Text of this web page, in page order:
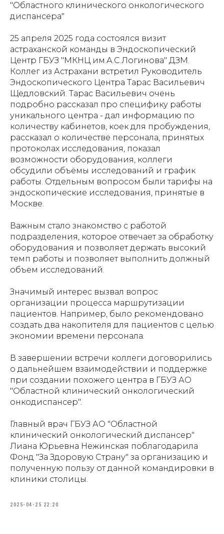
"Областного клинического онкологического
диспансера"
25 апреля 2025 года состоялся визит
астраханской команды в Эндоскопический
Центр ГБУЗ "МКНЦ им.А.С.Логинова" ДЗМ.
Коллег из Астрахани встретил Руководитель
Эндоскопического Центра Тарас Васильевич
Щедловский. Тарас Васильевич очень
подробно рассказал про специфику работы
уникального центра - дал информацию по
количеству кабинетов, коек для пробуждения,
рассказал о количестве персонала, принятых
протоколах исследования, показал
возможности оборудования, коллеги
обсудили объёмы исследований и график
работы. Отдельным вопросом были тарифы на
эндоскопические исследования, принятые в
Москве.
Важным стало знакомство с работой
подразделения, которое отвечает за обработку
оборудования и позволяет держать высокий
темп работы и позволяет выполнить должный
объем исследований.
Значимый интерес вызвал вопрос
организации процесса маршрутизации
пациентов. Например, было рекомендовано
создать два накопителя для пациентов с целью
экономии времени персонала.
В завершении встречи коллеги договорились
о дальнейшем взаимодействии и поддержке
при создании похожего центра в ГБУЗ АО
"Областной клинический онкологический
онкодиспансер".
Главный врач ГБУЗ АО "Областной
клинический онкологический диспансер"
Лиана Юрьевна Нежинская поблагодарила
Фонд "За Здоровую Страну" за организацию и
полученную пользу от данной командировки в
клиники столицы.
2025-04-25 22:20